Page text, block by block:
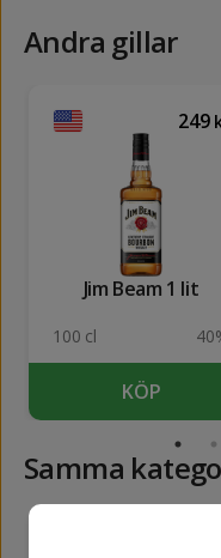
Andra gillar
249
Jim Beam 1 lit
100 cl
KÖP
Samma